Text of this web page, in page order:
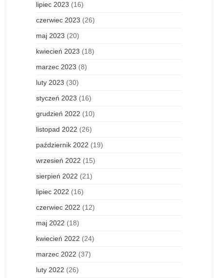
lipiec 2023 (16)
czerwiec 2023 (26)
maj 2023 (20)
kwiecień 2023 (18)
marzec 2023 (8)
luty 2023 (30)
styczeń 2023 (16)
grudzień 2022 (10)
listopad 2022 (26)
październik 2022 (19)
wrzesień 2022 (15)
sierpień 2022 (21)
lipiec 2022 (16)
czerwiec 2022 (12)
maj 2022 (18)
kwiecień 2022 (24)
marzec 2022 (37)
luty 2022 (26)